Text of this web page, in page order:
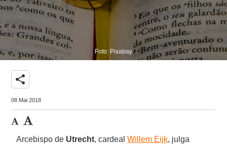
Foto: Pixabay
share
08 Mai 2018
Arcebispo de Utrecht, cardealWillem Eijk, julga